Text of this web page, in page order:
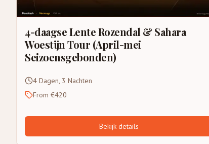
4-daagse Lente Rozendal & Sahara
Woestijn Tour (April-mei
Seizoensgebonden)
4 Dagen, 3 Nachten
From €420
Bekijk details